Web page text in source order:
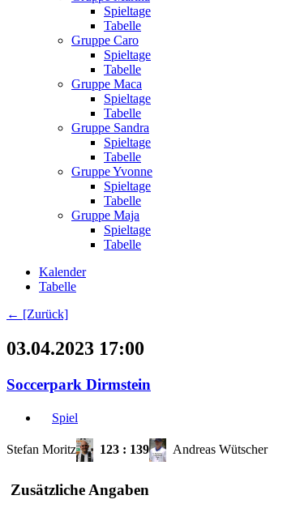
Spieltage
Tabelle
Gruppe Caro
Spieltage
Tabelle
Gruppe Maca
Spieltage
Tabelle
Gruppe Sandra
Spieltage
Tabelle
Gruppe Yvonne
Spieltage
Tabelle
Gruppe Maja
Spieltage
Tabelle
Kalender
Tabelle
← [Zurück]
03.04.2023 17:00
Soccerpark Dirmstein
Spiel
Stefan Moritz 123 : 139 Andreas Wütscher
Zusätzliche Angaben